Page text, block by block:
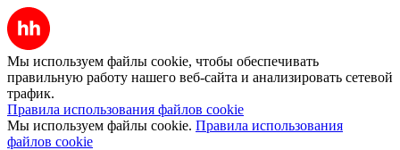
Мы используем файлы cookie, чтобы обеспечивать
правильную работу нашего веб-сайта и анализировать сетевой
трафик.
Правила использования файлов cookie
Мы используем файлы cookie. Правила использования
файлов cookie